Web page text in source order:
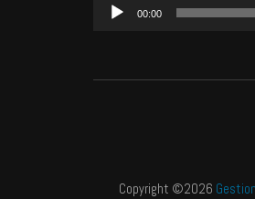
00:00
Copyright ©2026